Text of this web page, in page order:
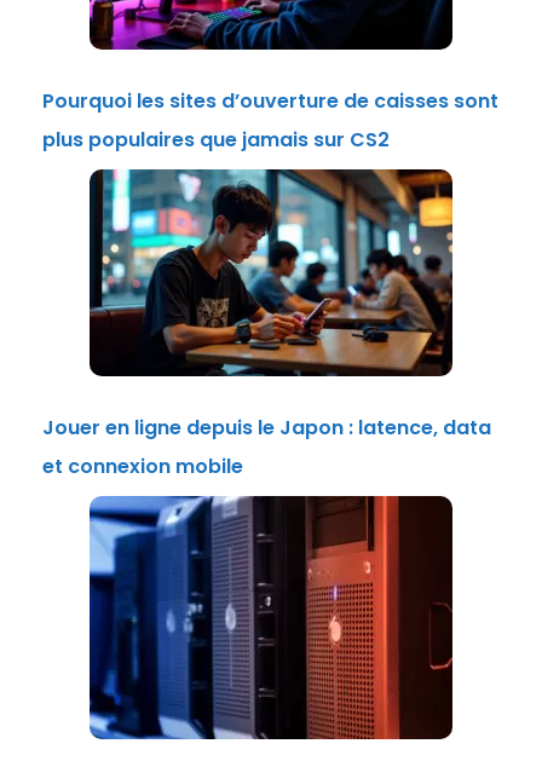
Pourquoi les sites d’ouverture de caisses sont
plus populaires que jamais sur CS2
Jouer en ligne depuis le Japon : latence, data
et connexion mobile